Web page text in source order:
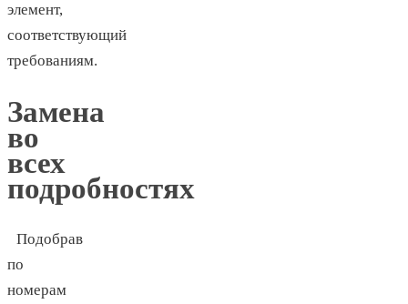
элемент,
соответствующий
требованиям.
Замена
во
всех
подробностях
Подобрав
по
номерам